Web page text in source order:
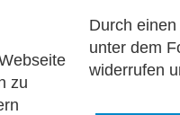
SERVICE
zu
Durch
unter dem
widerrufen